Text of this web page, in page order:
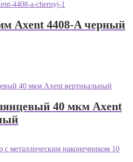
Axent 4408-A черный
40 мкм Axent